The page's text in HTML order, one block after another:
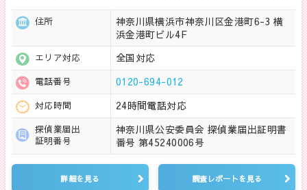
住所
神奈川県横浜市神奈川区金港町6-3 横
浜金港町ビル4F
エリア対応 全国対応
電話番号 0120-694-012
対応時間 24時間電話対応
探偵業届出
証明番号
神奈川県公安委員会 探偵業届出証明書
番号 第45240006号
詳細を見る 調査レポートを見る